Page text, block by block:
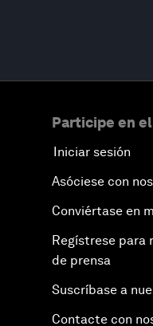
Participe en
Iniciar sesión
Asóciese con
Conviértase en
Regístrese para
de prensa
Suscríbase a
Contacte con